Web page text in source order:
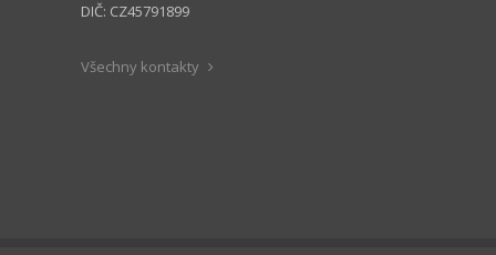
DIČ: CZ45791899
Všechny kontakty